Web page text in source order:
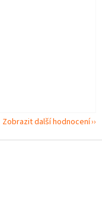
Zobrazit další hodnocení